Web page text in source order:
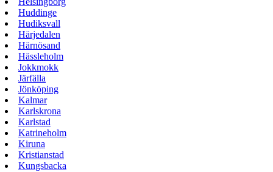
Huddinge
Hudiksvall
Härjedalen
Härnösand
Hässleholm
Jokkmokk
Järfälla
Jönköping
Kalmar
Karlskrona
Karlstad
Katrineholm
Kiruna
Kristianstad
Kungsbacka